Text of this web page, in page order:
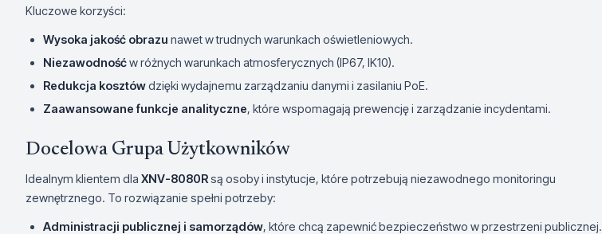
Kluczowe korzyści:
Wysoka jakość obrazu nawet w trudnych warunkach oświetleniowych.
Niezawodnośćw różnych warunkach atmosferycznych (IP67, IK10).
Redukcja kosztówdzięki wydajnemu zarządzaniu danymi i zasilaniu PoE.
Zaawansowane funkcje analityczne, które wspomagają prewencję i zarządzanie incydentami.
Docelowa Grupa Użytkowników
Idealnym klientem dla XNV-8080Rsą osoby i instytucje, które potrzebują niezawodnego monitoringu
zewnętrznego. To rozwiązanie spełni potrzeby:
Administracji publicznej i samorządów, które chcą zapewnić bezpieczeństwo w przestrzeni publicznej.